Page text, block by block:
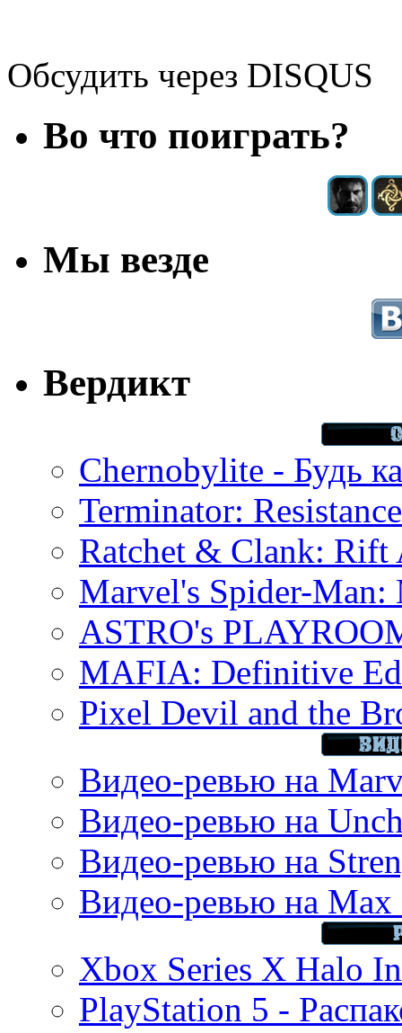
Обсудить через DISQUS
Во что поиграть?
Мы везде
Вердикт
Chernobylite - Будь
Terminator:
Ratchet & Clank: Rift
Marvel's Spider-Man:
ASTRO's
MAFIA: Definitive
Pixel Devil and the
Видео-ревью на
Видео-ревью на
Видео-ревью на
Видео-ревью на Max
Xbox Series X Halo
PlayStation 5 -